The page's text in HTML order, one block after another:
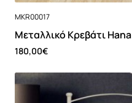
MKR00017
Μεταλλικό Κρεβάτι Hana
180,00€